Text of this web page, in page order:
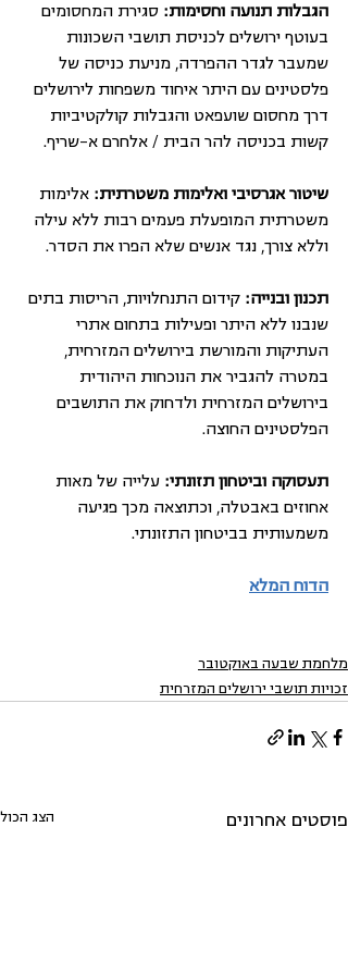
הגבלות תנועה וחסימות: סגירת המחסומים
בעוטף ירושלים לכניסת תושבי השכונות
שמעבר לגדר ההפרדה, מניעת כניסה של
פלסטינים עם היתר איחוד משפחות לירושלים
דרך מחסום שועפאט והגבלות קולקטיביות
קשות בכניסה להר הבית / אלחרם א-שריף.
שיטור אגרסיבי ואלימות משטרתית: אלימות
משטרתית המופעלת פעמים רבות ללא עילה
וללא צורך, נגד אנשים שלא הפרו את הסדר.
תכנון ובנייה: קידום התנחלויות, הריסות בתים
שנבנו ללא היתר ופעילות בתחום אתרי
העתיקות והמורשת בירושלים המזרחית,
במטרה להגביר את הנוכחות היהודית
בירושלים המזרחית ולדחוק את התושבים
הפלסטינים החוצה.
תעסוקה וביטחון תזונתי: עלייה של מאות
אחוזים באבטלה, וכתוצאה מכך פגיעה
משמעותית בביטחון התזונתי.
הדוח המלא
מלחמת שבעה באוקטובר
זכויות תושבי ירושלים המזרחית
פוסטים אחרונים הצג הכול